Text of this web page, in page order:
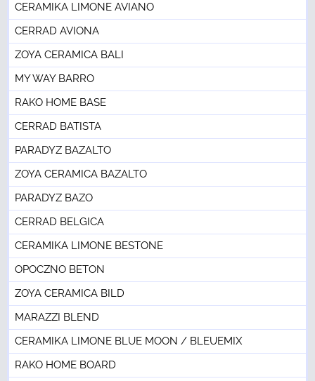
CERAMIKA LIMONE AVIANO
CERRAD AVIONA
ZOYA CERAMICA BALI
MY WAY BARRO
RAKO HOME BASE
CERRAD BATISTA
PARADYZ BAZALTO
ZOYA CERAMICA BAZALTO
PARADYZ BAZO
CERRAD BELGICA
CERAMIKA LIMONE BESTONE
OPOCZNO BETON
ZOYA CERAMICA BILD
MARAZZI BLEND
CERAMIKA LIMONE BLUE MOON / BLEUEMIX
RAKO HOME BOARD